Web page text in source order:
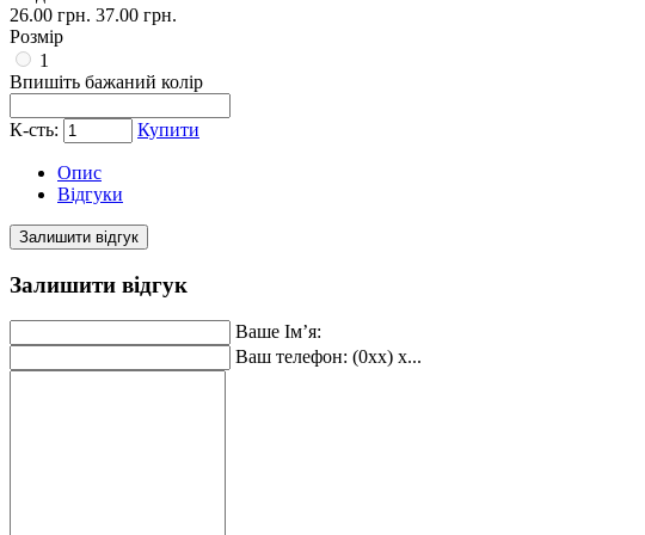
26.00 грн. 37.00 грн.
Розмір
1
Впишіть бажаний колір
К-сть: Купити
Опис
Відгуки
Залишити відгук
Залишити відгук
Ваше Ім’я:
Ваш телефон: (0xx) x...